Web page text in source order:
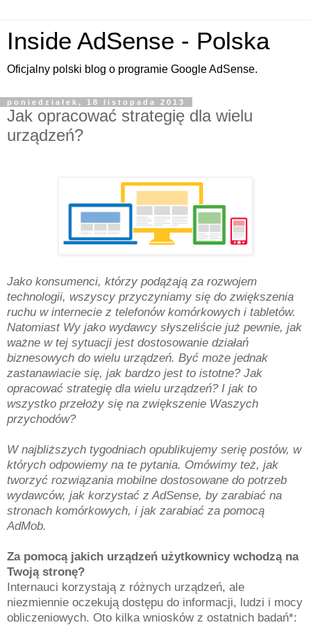
Inside AdSense - Polska
Oficjalny polski blog o programie Google AdSense.
poniedziałek, 18 listopada 2013
Jak opracować strategię dla wielu
urządzeń?
Jako konsumenci, którzy podążają za rozwojem
technologii, wszyscy przyczyniamy się do zwiększenia
ruchu w internecie z telefonów komórkowych i tabletów.
Natomiast Wy jako wydawcy słyszeliście już pewnie, jak
ważne w tej sytuacji jest dostosowanie działań
biznesowych do wielu urządzeń. Być może jednak
zastanawiacie się, jak bardzo jest to istotne? Jak
opracować strategię dla wielu urządzeń? I jak to
wszystko przełoży się na zwiększenie Waszych
przychodów?
W najbliższych tygodniach opublikujemy serię postów, w
których odpowiemy na te pytania. Omówimy też, jak
tworzyć rozwiązania mobilne dostosowane do potrzeb
wydawców, jak korzystać z AdSense, by zarabiać na
stronach komórkowych, i jak zarabiać za pomocą
AdMob.
Za pomocą jakich urządzeń użytkownicy wchodzą na
Twoją stronę?
Internauci korzystają z różnych urządzeń, ale
niezmiennie oczekują dostępu do informacji, ludzi i mocy
obliczeniowych. Oto kilka wniosków z ostatnich badań*: